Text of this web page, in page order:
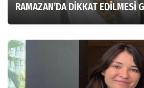
RAMAZAN’DA DİKKAT EDİLMESİ